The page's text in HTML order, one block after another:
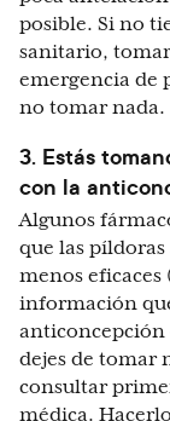
posible. Si no
sanitario,
emergencia de
no tomar nada.
3. Estás
con la
Algunos
que las
menos eficaces
información
anticoncepción
dejes de tomar
consultar
médica.